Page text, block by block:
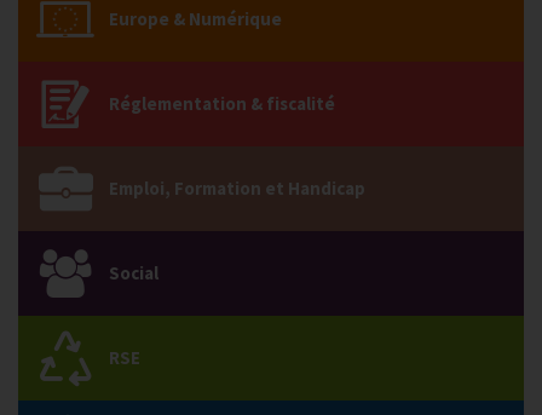
Europe & Numérique
Réglementation & fiscalité
Emploi, Formation et Handicap
Social
RSE